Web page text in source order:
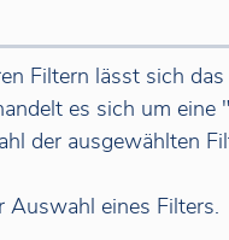
Filtern lässt sich
es sich um eine
der ausgewählten
Auswahl eines Filters.